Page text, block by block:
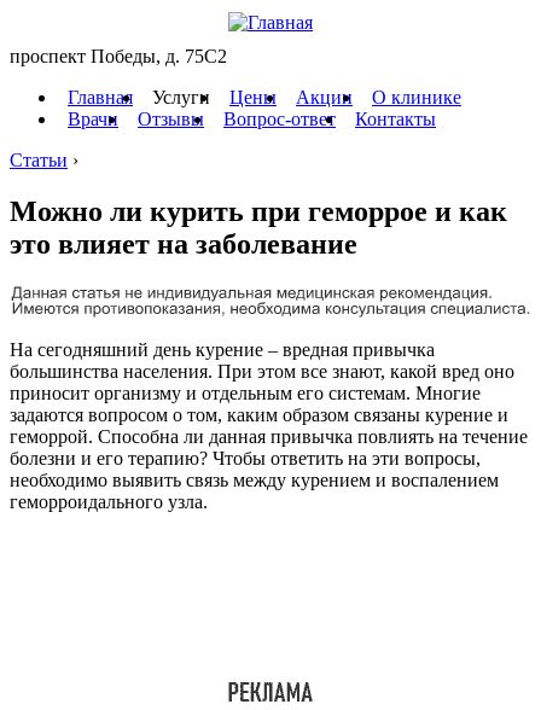
проспект Победы, д. 75C2
Главная
Услуги Цены Акции
О клинике
Врачи
Отзывы Вопрос-ответ
Контакты
Статьи ›
Можно ли курить при геморрое и как
это влияет на заболевание
На сегодняшний день курение – вредная привычка
большинства населения. При этом все знают, какой вред оно
приносит организму и отдельным его системам. Многие
задаются вопросом о том, каким образом связаны курение и
геморрой. Способна ли данная привычка повлиять на течение
болезни и его терапию? Чтобы ответить на эти вопросы,
необходимо выявить связь между курением и воспалением
геморроидального узла.